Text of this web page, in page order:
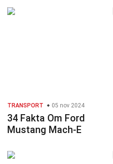
TRANSPORT 05 nov 2024
34 Fakta Om Ford
Mustang Mach-E